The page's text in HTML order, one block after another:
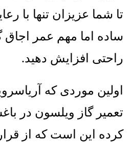
تا شما عزیزان تنها با
ساده اما مهم عمر اجاق
راحتی افزایش دهید.
اولین موردی که
تعمیر گاز ویلسون در
کرده این است که از